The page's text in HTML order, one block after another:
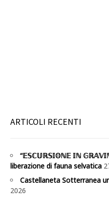
ARTICOLI RECENTI
“𝔼𝕊ℂ𝕌ℝ𝕊𝕀𝕆ℕ𝔼 𝕀ℕ
liberazione di fauna selvatica
Castellaneta Sotterranea
2026